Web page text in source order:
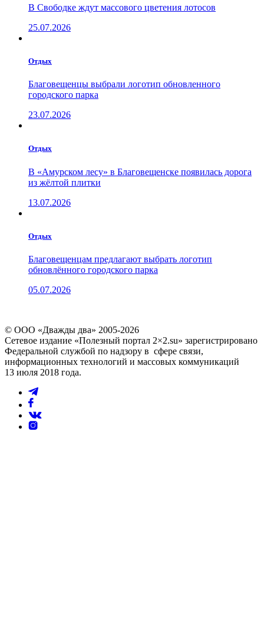
В Свободке ждут массового цветения лотосов
25.07.2026
Отдых
Благовещенцы выбрали логотип обновленного
городского парка
23.07.2026
Отдых
В «Амурском лесу» в Благовещенске появилась дорога
из жёлтой плитки
13.07.2026
Отдых
Благовещенцам предлагают выбрать логотип
обновлённого городского парка
05.07.2026
© ООО «Дважды два» 2005-2026
Сетевое издание «Полезный портал 2×2.su» зарегистрировано
Федеральной службой по надзору в сфере связи,
информационных технологий и массовых коммуникаций
13 июля 2018 года.